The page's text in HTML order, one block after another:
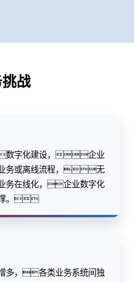
战
数字化建设，企业
业务或离线流程，无
务在线化，企业数字化
撑。
多，各类业务系统间独